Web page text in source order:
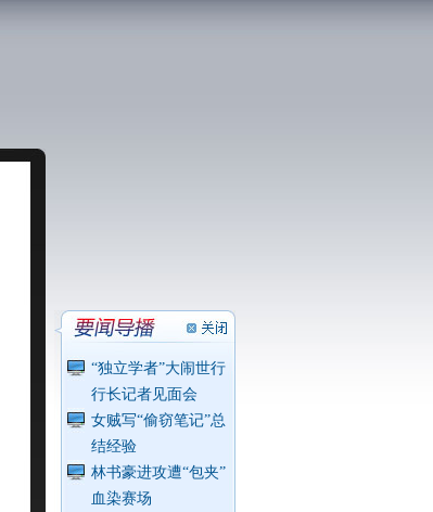
“独立学者”大闹世行
行长记者见面会
女贼写“偷窃笔记”总
结经验
林书豪进攻遭“包夹”
血染赛场